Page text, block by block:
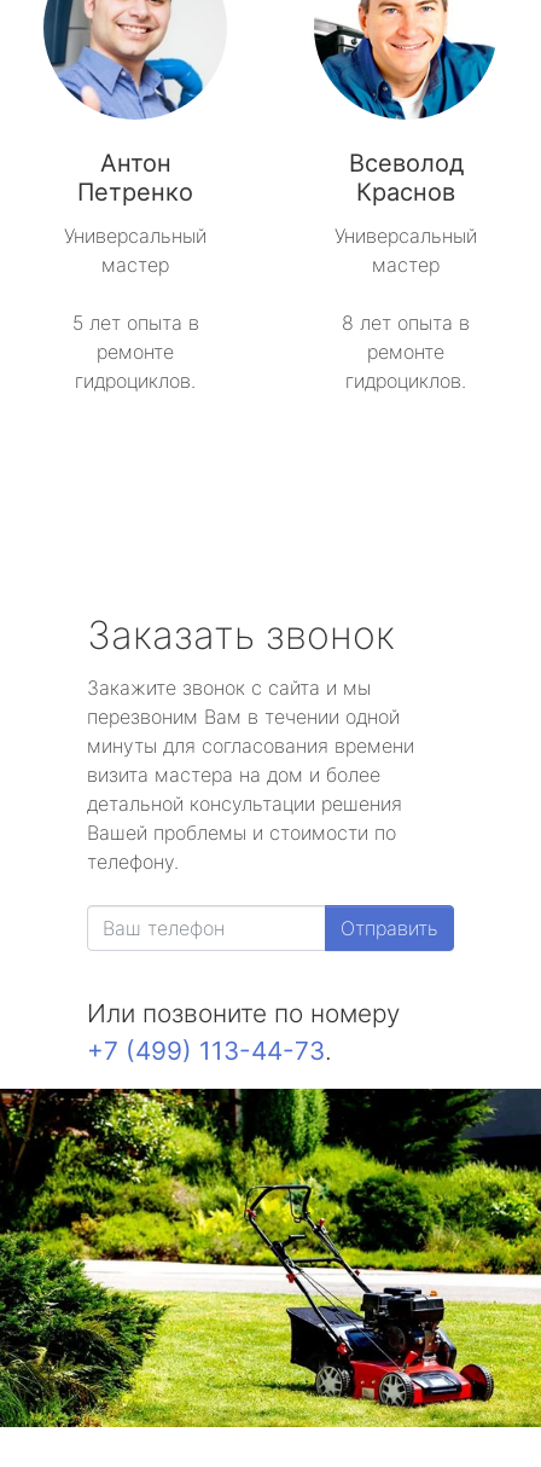
Антон
Петренко
Универсальный
мастер
5 лет опыта в
ремонте
гидроциклов.
Всеволод
Краснов
Универсальный
мастер
8 лет опыта в
ремонте
гидроциклов.
Заказать звонок
Закажите звонок с сайта и мы
перезвоним Вам в течении одной
минуты для согласования времени
визита мастера на дом и более
детальной консультации решения
Вашей проблемы и стоимости по
телефону.
Отправить
Или позвоните по номеру
+7 (499) 113-44-73.